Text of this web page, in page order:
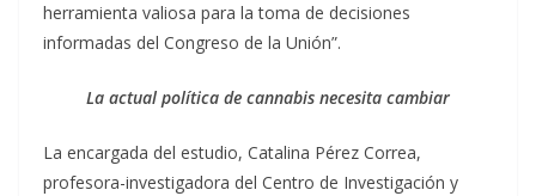
herramienta valiosa para la toma de decisiones
informadas del Congreso de la Unión”.
La actual política de cannabis necesita cambiar
La encargada del estudio, Catalina Pérez Correa,
profesora-investigadora del Centro de Investigación y